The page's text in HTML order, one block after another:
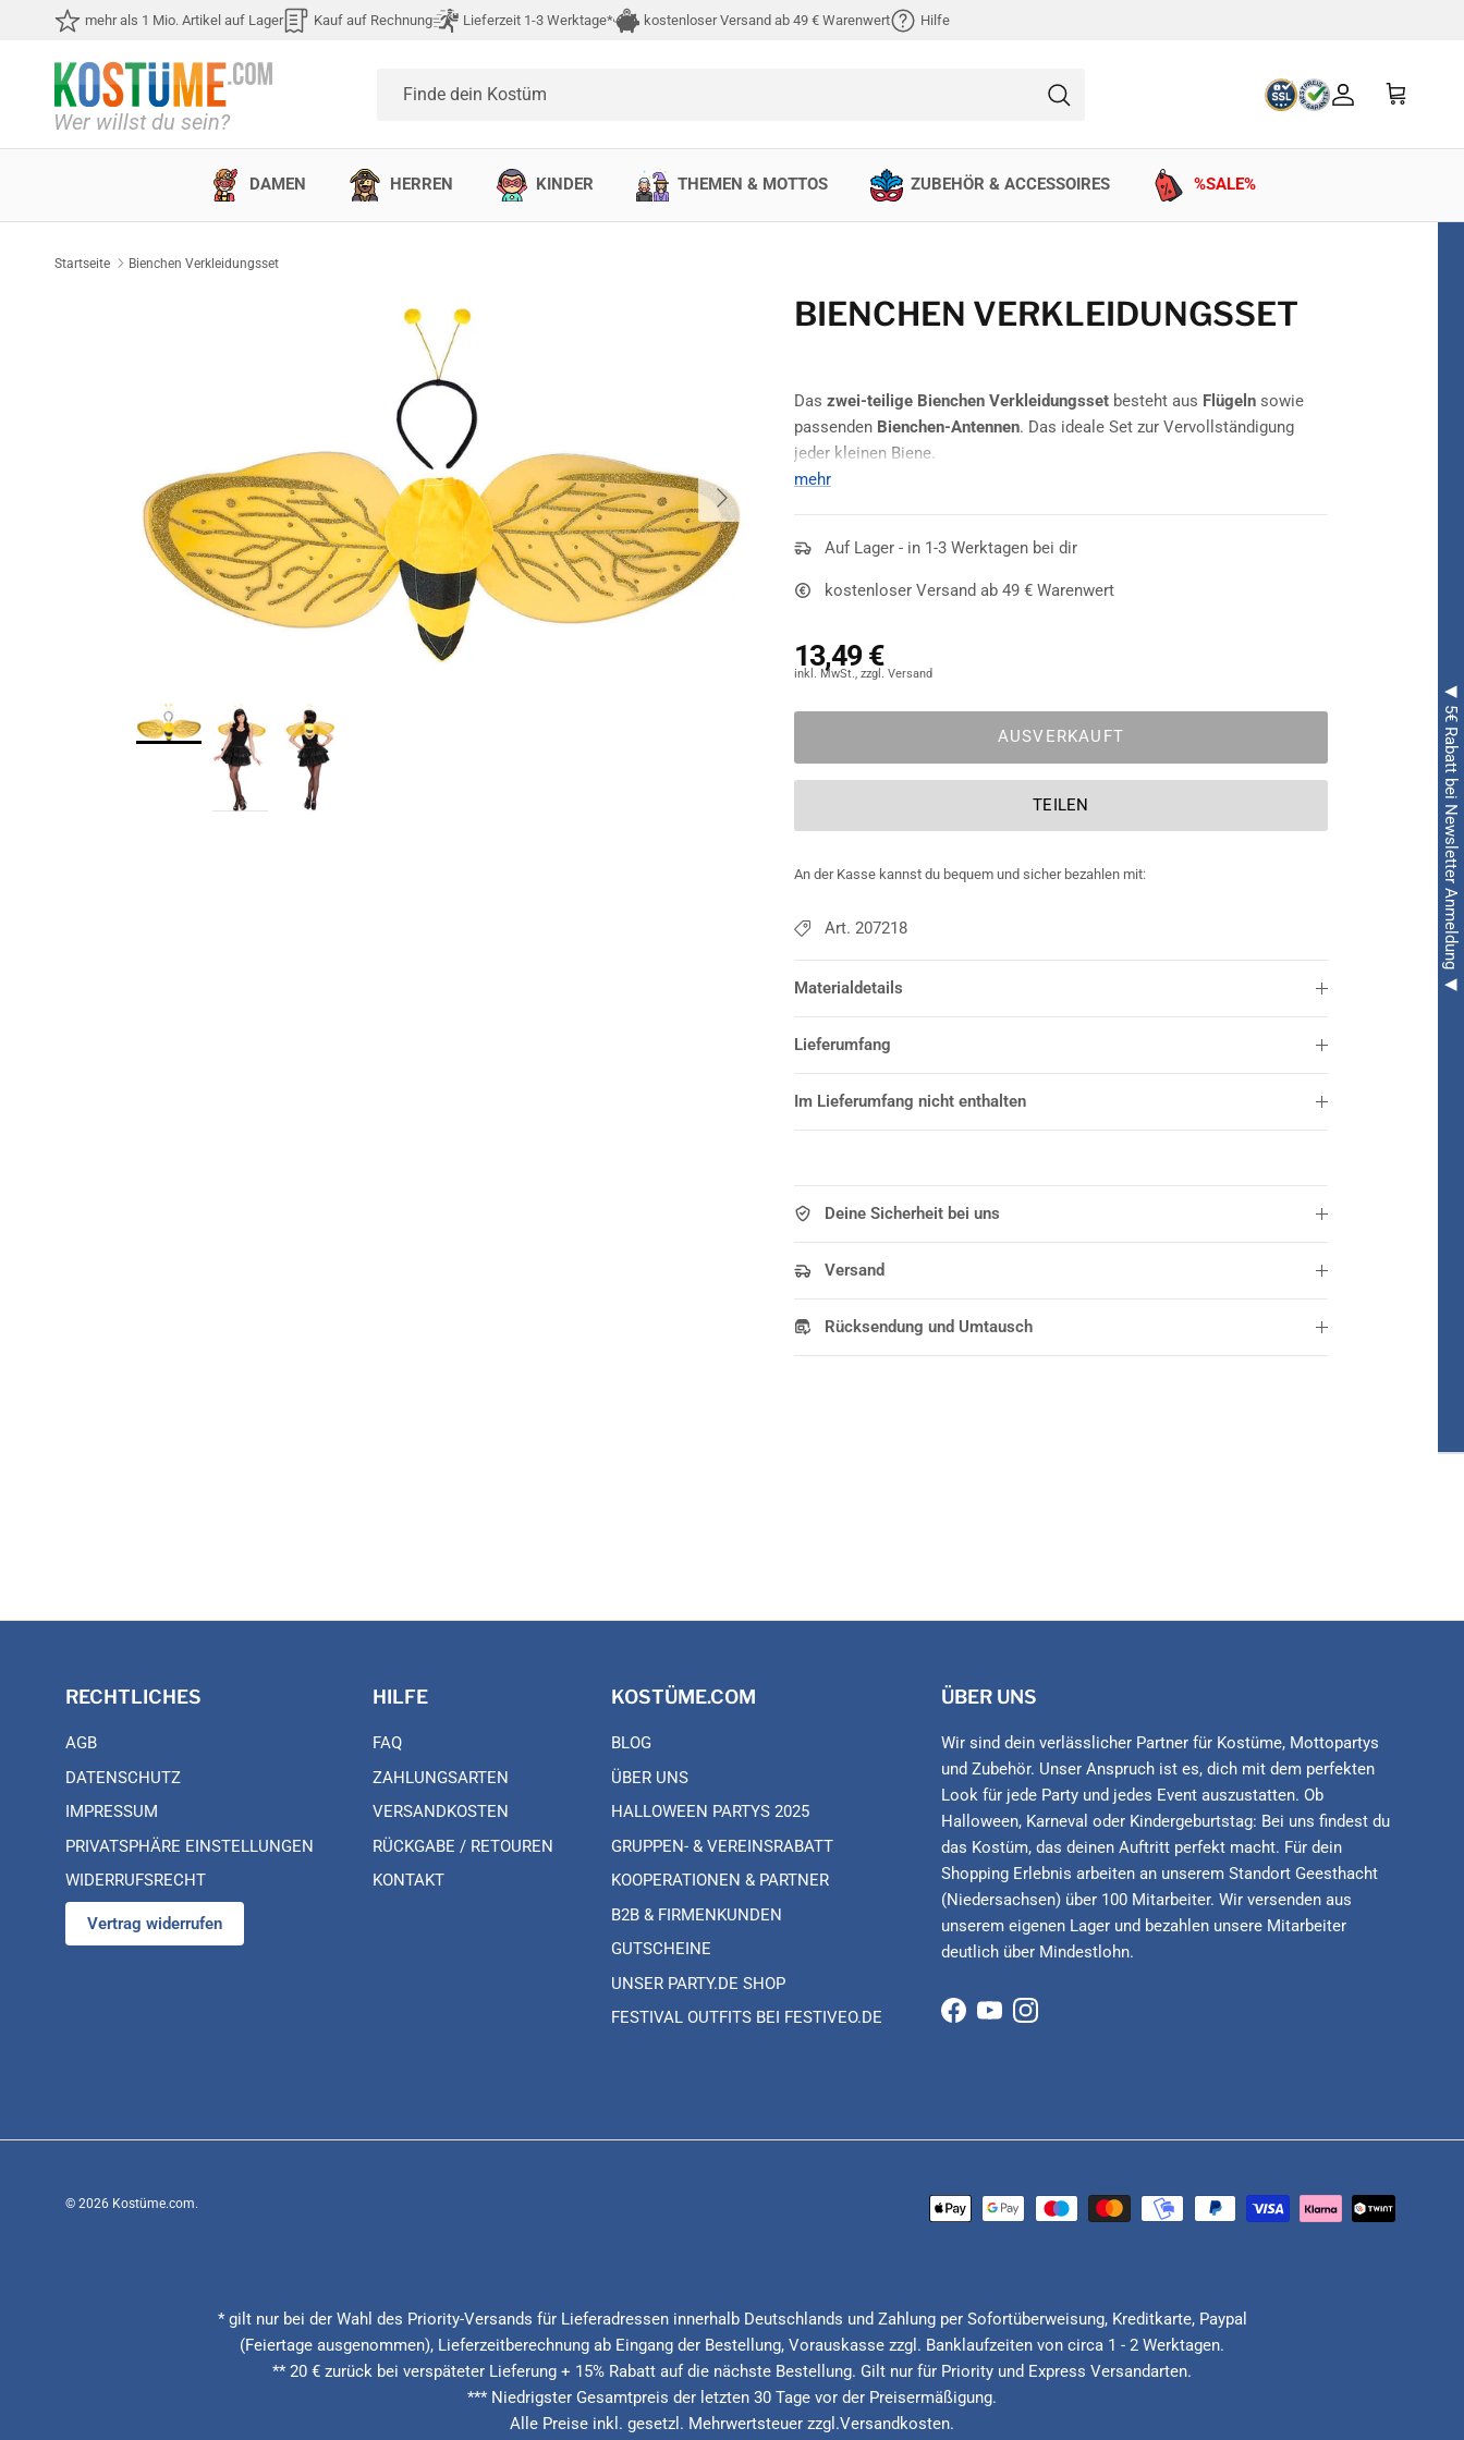
Direkt zum Inhaltmehr als 1 Mio. Artikel auf Lager Kauf auf Rechnung Lieferzeit 1-3 Werktage* kostenloser Versand ab 49 € Warenwert Hilfe
Finde dein Kostüm Suchen
DAMEN HERREN KINDER THEMEN & MOTTOS ZUBEHÖR & ACCESSOIRES %SALE%
◀ 5€ Rabatt bei Newsletter Anmeldung ◀
Startseite Bienchen Verkleidungsset
Nächste
BIENCHEN VERKLEIDUNGSSET
Das zwei-teilige Bienchen Verkleidungssetbesteht aus Flügelnsowie
passenden Bienchen-Antennen. Das ideale Set zur Vervollständigung
jeder kleinen Biene.
zweiteiligen Set abrunden. DasBienchen Verkleidungsset
Streifen-Look. Die Flügel sind mit schönenglitzernden Mustern
Kugeln trägt.
mehr
Auf Lager - in 1-3 Werktagen bei dir
kostenloser Versand ab 49 € Warenwert
13,49 €
AUSVERKAUFT
TEILEN
An der Kasse kannst du bequem und sicher bezahlen mit:
Art. 207218
Materialdetails
Lieferumfang
Im Lieferumfang nicht enthalten
Deine Sicherheit bei uns
Versand
Rücksendung und Umtausch
RECHTLICHES
AGB
DATENSCHUTZ
IMPRESSUM
PRIVATSPHÄRE EINSTELLUNGEN
WIDERRUFSRECHT
Vertrag widerrufen
HILFE
FAQ
ZAHLUNGSARTEN
VERSANDKOSTEN
RÜCKGABE / RETOUREN
KONTAKT
KOSTÜME.COM
BLOG
ÜBER UNS
HALLOWEEN PARTYS 2025
GRUPPEN- & VEREINSRABATT
KOOPERATIONEN & PARTNER
B2B & FIRMENKUNDEN
GUTSCHEINE
UNSER PARTY.DE SHOP
FESTIVAL OUTFITS BEI FESTIVEO.DE
ÜBER UNS
Wir sind dein verlässlicher Partner für Kostüme, Mottopartys
und Zubehör. Unser Anspruch ist es, dich mit dem perfekten
Look für jede Party und jedes Event auszustatten. Ob
Halloween, Karneval oder Kindergeburtstag: Bei uns findest du
das Kostüm, das deinen Auftritt perfekt macht. Für dein
Shopping Erlebnis arbeiten an unserem Standort Geesthacht
(Niedersachsen) über 100 Mitarbeiter. Wir versenden aus
unserem eigenen Lager und bezahlen unsere Mitarbeiter
deutlich über Mindestlohn.
Facebook
YouTubeInstagram
© 2026 Kostüme.com.
* gilt nur bei der Wahl des Priority-Versands für Lieferadressen innerhalb Deutschlands und Zahlung per Sofortüberweisung, Kreditkarte, Paypal
(Feiertage ausgenommen), Lieferzeitberechnung ab Eingang der Bestellung, Vorauskasse zzgl. Banklaufzeiten von circa 1 - 2 Werktagen.
** 20 € zurück bei verspäteter Lieferung + 15% Rabatt auf die nächste Bestellung. Gilt nur für Priority und Express Versandarten.
*** Niedrigster Gesamtpreis der letzten 30 Tage vor der Preisermäßigung.
Alle Preise inkl. gesetzl. Mehrwertsteuer zzgl.Versandkosten.